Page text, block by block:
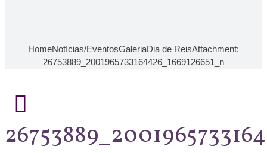
HomeNotícias/EventosGaleriaDia de ReisAttachment:
26753889_2001965733164426_1669126651_n